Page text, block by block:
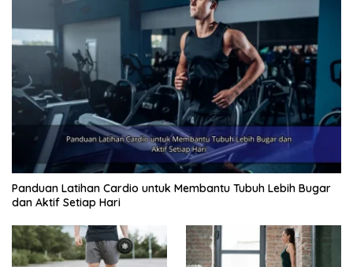
Panduan Latihan Cardio untuk Membantu Tubuh Lebih Bugar
dan Aktif Setiap Hari